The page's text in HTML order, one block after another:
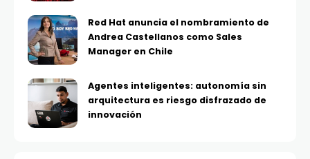
Red Hat anuncia el nombramiento de
Andrea Castellanos como Sales
Manager en Chile
Agentes inteligentes: autonomía sin
arquitectura es riesgo disfrazado de
innovación